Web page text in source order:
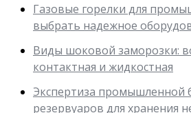
Газовые горелки для
выбрать надежное
Виды шоковой заморозки:
контактная и жидкостная
Экспертиза промышленной
резервуаров для хранения